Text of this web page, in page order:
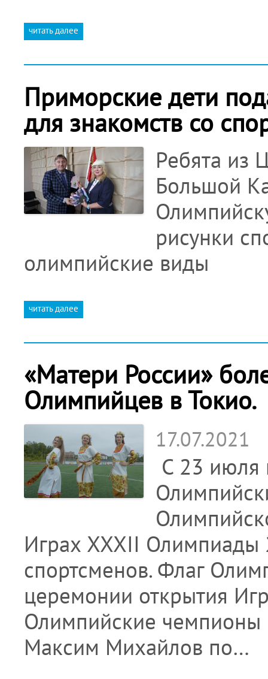
читать далее
Приморские дети
для знакомств со
Ребята из
Большой
рисунки
олимпийские виды
читать далее
«Матери России»
Олимпийцев в Токио.
17.07.2021
С 23 июля
Играх XXXII Олимпиады
спортсменов. Флаг
церемонии открытия
Олимпийские
Максим Михайлов по…